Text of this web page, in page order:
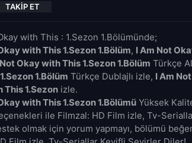
TAKIP ET
with This : 1.Sezon 1.Bölümünde;
with This 1.Sezon 1.Bölüm, I Am Not
Okay with This 1.Sezon 1.Bölüm Türkçe
1.Bölüm Türkçe Dublajlı izle, I Am
This 1.Sezon izle.
with This 1.Sezon 1.Bölümü Yüksek
ile Filmzal: HD Film izle, Tv-
olmak için yorum yapmayı, bölümü